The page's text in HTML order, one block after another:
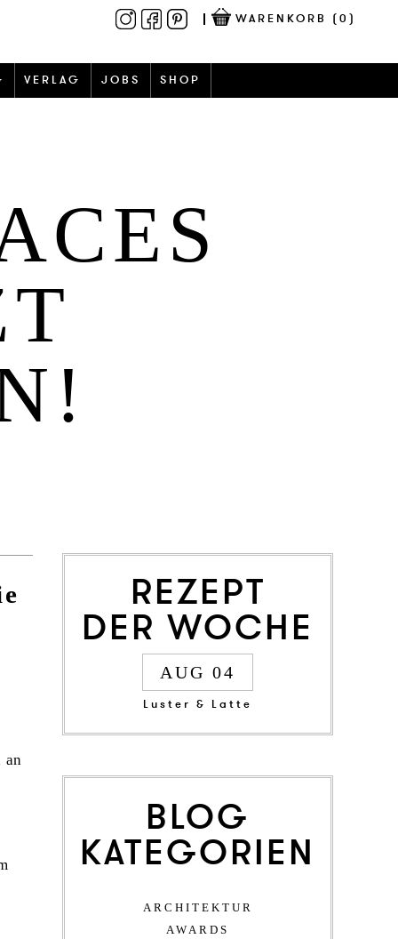
WARENKORB (0)
VERLAG JOBS SHOP
an
REZEPT
DER WOCHE
AUG 04
Luster & Latte
BLOG
KATEGORIEN
ARCHITEKTUR
AWARDS